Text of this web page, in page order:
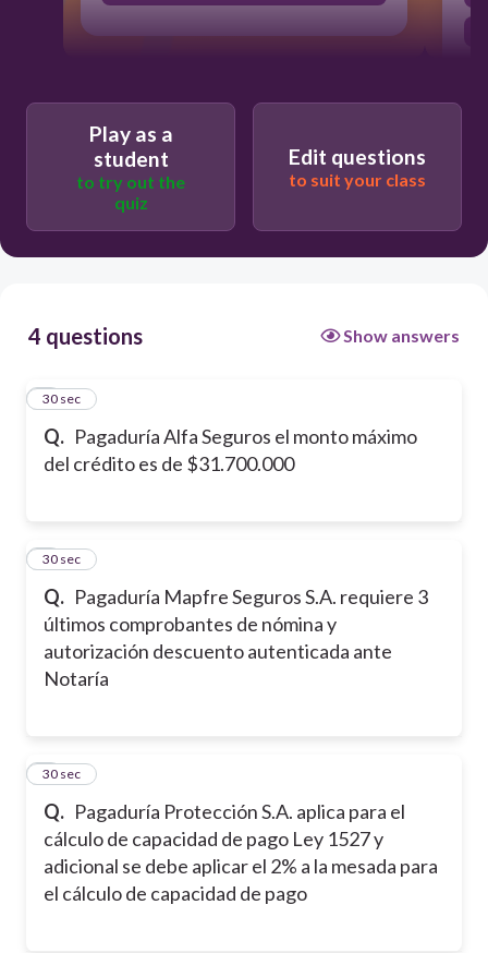
Play as a
student
to try out the
quiz
Edit questions
to suit your class
4 questions Show answers
Q. Pagaduría Alfa Seguros el monto máximo
del crédito es de $31.700.000
1
30 sec
Q. Pagaduría Mapfre Seguros S.A. requiere 3
últimos comprobantes de nómina y
autorización descuento autenticada ante
Notaría
2
30 sec
Q. Pagaduría Protección S.A. aplica para el
cálculo de capacidad de pago Ley 1527 y
adicional se debe aplicar el 2% a la mesada para
el cálculo de capacidad de pago
3
30 sec